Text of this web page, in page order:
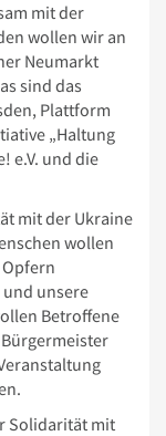
mit der
wollen wir an
Neumarkt
sind das
Plattform
„Haltung
e.V. und die
mit der Ukraine
wollen
unsere
Betroffene
Solidarität mit